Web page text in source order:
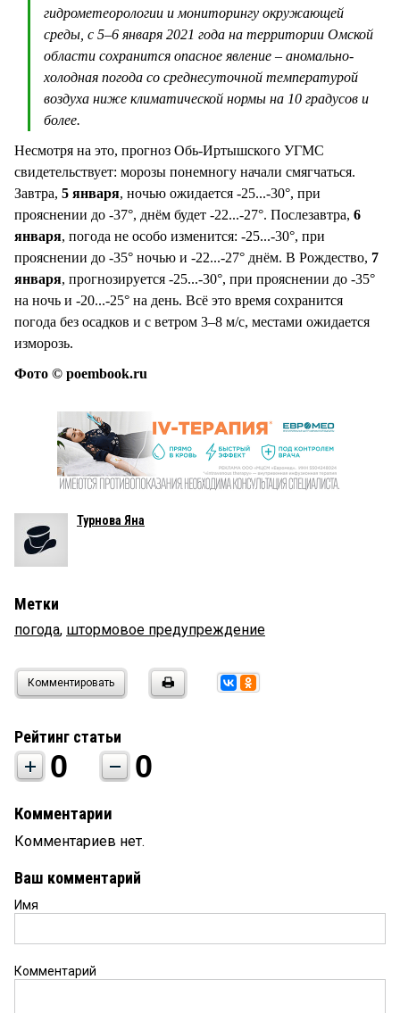
гидрометеорологии и мониторингу окружающей
среды, с 5–6 января 2021 года на территории Омской
области сохранится опасное явление – аномально-
холодная погода со среднесуточной температурой
воздуха ниже климатической нормы на 10 градусов и
более.
Несмотря на это, прогноз Обь-Иртышского УГМС
свидетельствует: морозы понемногу начали смягчаться.
Завтра, 5 января, ночью ожидается -25...-30°, при
прояснении до -37°, днём будет -22...-27°. Послезавтра, 6
января, погода не особо изменится: -25...-30°, при
прояснении до -35° ночью и -22...-27° днём. В Рождество, 7
января, прогнозируется -25...-30°, при прояснении до -35°
на ночь и -20...-25° на день. Всё это время сохранится
погода без осадков и с ветром 3–8 м/с, местами ожидается
изморозь.
Фото © poembook.ru
Турнова Яна
Метки
погода, штормовое предупреждение
Комментировать
Рейтинг статьи
0 0
Комментарии
Комментариев нет.
Ваш комментарий
Имя
Комментарий